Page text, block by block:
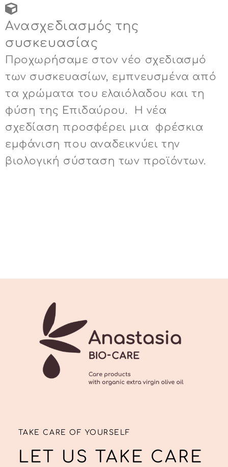
Ανασχεδιασμός της
συσκευασίας
Προχωρήσαμε στον νέο σχεδιασμό
των συσκευασίων, εμπνευσμένα από
τα χρώματα του ελαιόλαδου και τη
φύση της Επιδαύρου. Η νέα
σχεδίαση προσφέρει μια φρέσκια
εμφάνιση που αναδεικνύει την
βιολογική σύσταση των προϊόντων.
TAKE CARE OF YOURSELF
LET US TAKE CARE